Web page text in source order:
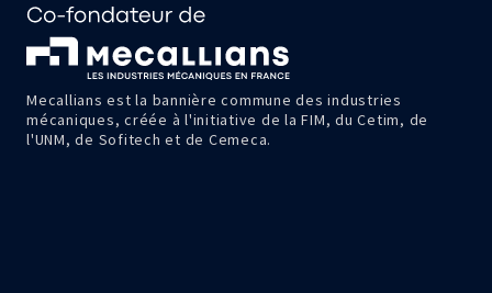
Mecallians est la bannière commune des industries
mécaniques, créée à l'initiative de la FIM, du Cetim, de
l'UNM, de Sofitech et de Cemeca.